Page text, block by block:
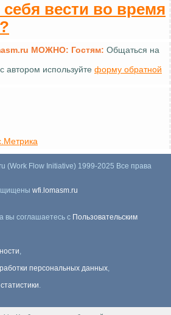
себя вести во время
МОЖНО: Гостям: Общаться на
автором используйте форму обратной
(Work Flow Initiative) 1999-2025 Все права
wfi.lomasm.ru
вы соглашаетесь с Пользовательским
,
персональных данных,
.